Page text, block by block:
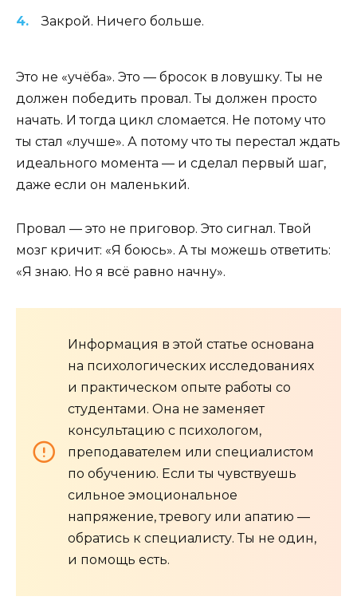
Закрой. Ничего больше.
Это не «учёба». Это — бросок в ловушку. Ты не
должен победить провал. Ты должен просто
начать. И тогда цикл сломается. Не потому что
ты стал «лучше». А потому что ты перестал ждать
идеального момента — и сделал первый шаг,
даже если он маленький.
Провал — это не приговор. Это сигнал. Твой
мозг кричит: «Я боюсь». А ты можешь ответить:
«Я знаю. Но я всё равно начну».
Информация в этой статье основана
на психологических исследованиях
и практическом опыте работы со
студентами. Она не заменяет
консультацию с психологом,
преподавателем или специалистом
по обучению. Если ты чувствуешь
сильное эмоциональное
напряжение, тревогу или апатию —
обратись к специалисту. Ты не один,
и помощь есть.